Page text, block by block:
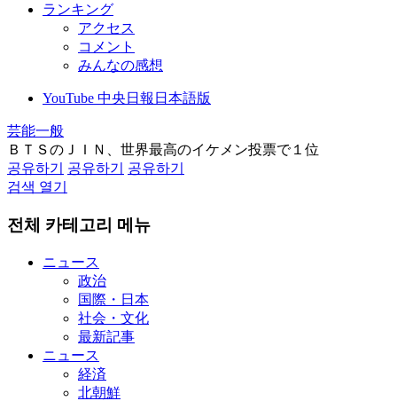
ランキング
アクセス
コメント
みんなの感想
YouTube 中央日報日本語版
芸能一般
ＢＴＳのＪＩＮ、世界最高のイケメン投票で１位
공유하기
공유하기
공유하기
검색 열기
전체 카테고리 메뉴
ニュース
政治
国際・日本
社会・文化
最新記事
ニュース
経済
北朝鮮